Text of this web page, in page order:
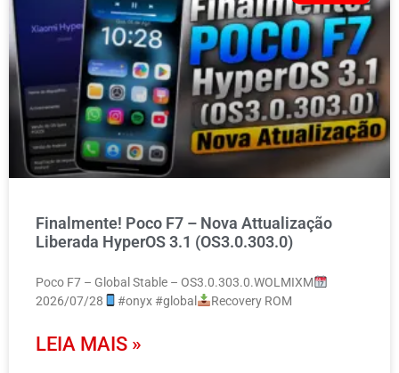
Finalmente! Poco F7 – Nova Attualização
Liberada HyperOS 3.1 (OS3.0.303.0)
Poco F7 – Global Stable – OS3.0.303.0.WOLMIXM
2026/07/28
#onyx #global Recovery ROM
LEIA MAIS »